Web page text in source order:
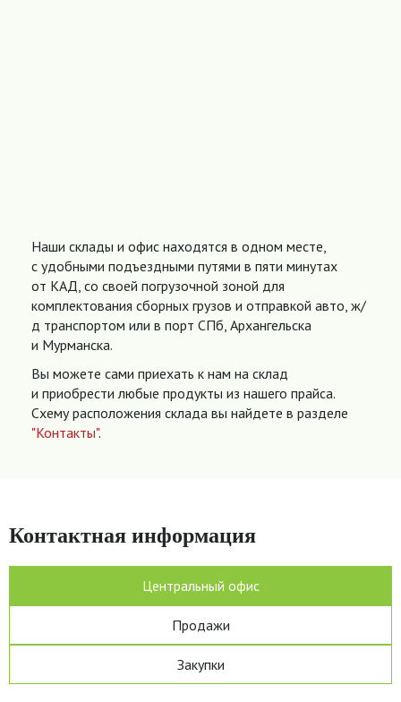
Наши склады и офис находятся в одном месте,
с удобными подъездными путями в пяти минутах
от КАД, со своей погрузочной зоной для
комплектования сборных грузов и отправкой авто, ж/
д транспортом или в порт СПб, Архангельска
и Мурманска.
Вы можете сами приехать к нам на склад
и приобрести любые продукты из нашего прайса.
Схему расположения склада вы найдете в разделе
"Контакты".
Контактная информация
Центральный офис
Продажи
Закупки